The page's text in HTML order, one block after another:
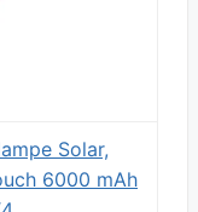
Solar,
6000 mAh